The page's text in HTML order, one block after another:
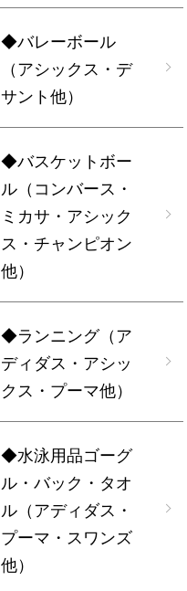
◆バレーボール
（アシックス・デ
サント他）
◆バスケットボー
ル（コンバース・
ミカサ・アシック
ス・チャンピオン
他）
◆ランニング（ア
ディダス・アシッ
クス・プーマ他）
◆水泳用品ゴーグ
ル・バック・タオ
ル（アディダス・
プーマ・スワンズ
他）